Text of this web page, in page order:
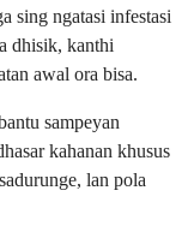
sing ngatasi infestasi
dhisik, kanthi
awal ora bisa.
sampeyan
kahanan khusus
lan pola